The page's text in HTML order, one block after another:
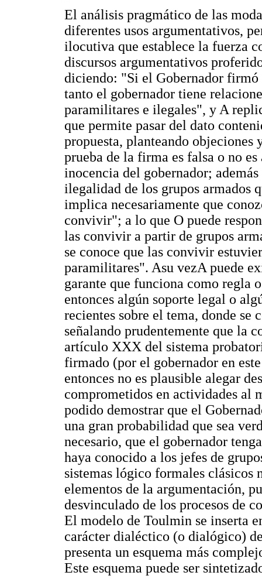
El análisis pragmático de las
diferentes usos argumentativos,
ilocutiva que establece la fuerza
discursos argumentativos
diciendo: "Si el Gobernador
tanto el gobernador tiene
paramilitares e ilegales", y A
que permite pasar del dato
propuesta, planteando
prueba de la firma es falsa o no
inocencia del gobernador;
ilegalidad de los grupos armados
implica necesariamente que
convivir"; a lo que O puede
las convivir a partir de grupos
se conoce que las convivir
paramilitares". Asu vezA puede
garante que funciona como regla
entonces algún soporte legal o
recientes sobre el tema, donde
señalando prudentemente que la
artículo XXX del sistema
firmado (por el gobernador en
entonces no es plausible alegar
comprometidos en actividades al
podido demostrar que el
una gran probabilidad que sea
necesario, que el gobernador
haya conocido a los jefes de
sistemas lógico formales clásicos
elementos de la argumentación,
desvinculado de los procesos de
El modelo de Toulmin se inserta
carácter dialéctico (o dialógico)
presenta un esquema más
Este esquema puede ser